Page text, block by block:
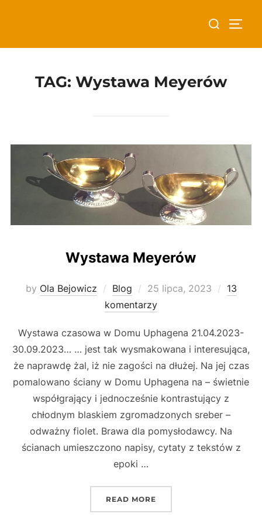
Search
TAG: Wystawa Meyerów
Wystawa Meyerów
by Ola Bejowicz Blog
Posted
on
25 lipca, 2023
13
komentarzy
Wystawa czasowa w Domu Uphagena 21.04.2023-
30.09.2023… … jest tak wysmakowana i interesująca,
że naprawdę żal, iż nie zagości na dłużej. Na jej czas
pomalowano ściany w Domu Uphagena na – świetnie
współgrający i jednocześnie kontrastujący z
chłodnym blaskiem zgromadzonych sreber –
odważny fiolet. Brawa dla pomysłodawcy. Na
ścianach umieszczono napisy, cytaty z tekstów z
epoki …
READ MORE